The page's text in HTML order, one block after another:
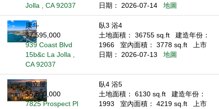
Jolla , CA 92037
日期： 2026-07-14
地圖
康斗
$7,595,000
939 Coast Blvd
15b&c La Jolla ,
CA 92037
臥3 浴4
土地面積： 36755 sq.ft
建造年份：
1966
室內面積： 3778 sq.ft
上市
日期： 2026-07-13
地圖
獨立屋
$5,800,000
7825 Prospect Pl
臥4 浴5
土地面積： 6130 sq.ft
建造年份：
1993
室內面積： 4219 sq.ft
上市